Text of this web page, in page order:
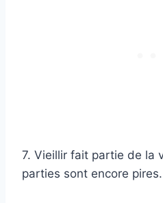
7. Vieillir fait partie de la
parties sont encore pires.